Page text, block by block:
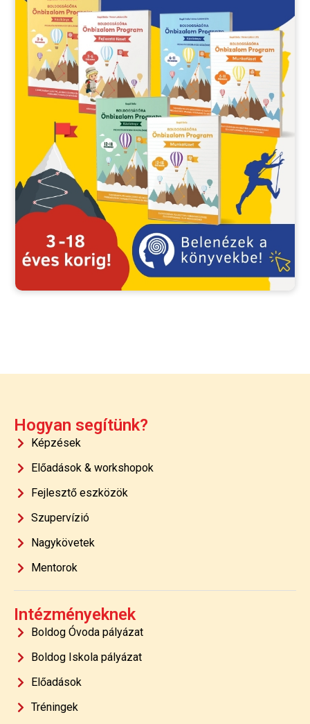
Hogyan segítünk?
Képzések
Előadások & workshopok
Fejlesztő eszközök
Szupervízió
Nagykövetek
Mentorok
Intézményeknek
Boldog Óvoda pályázat
Boldog Iskola pályázat
Előadások
Tréningek